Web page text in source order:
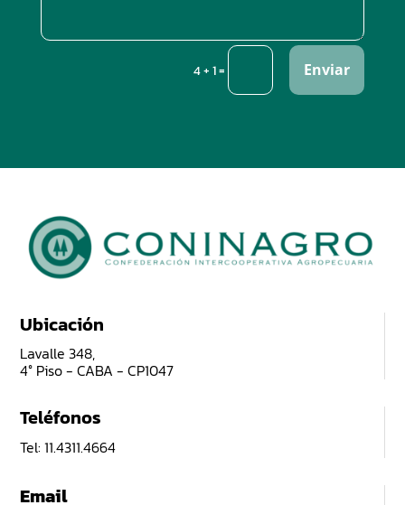
4 + 1= Enviar
Ubicación
Lavalle 348,
4° Piso - CABA - CP1047
Teléfonos
Tel: 11.4311.4664
Email